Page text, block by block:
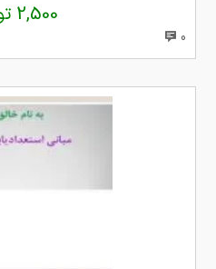
2,500 تومان
0